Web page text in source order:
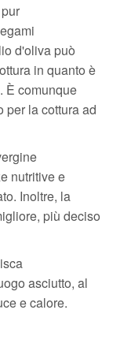
d'oliva può
in quanto è
È comunque
per la cottura ad
nutritive e
Inoltre, la
più deciso
asciutto, al
e calore.